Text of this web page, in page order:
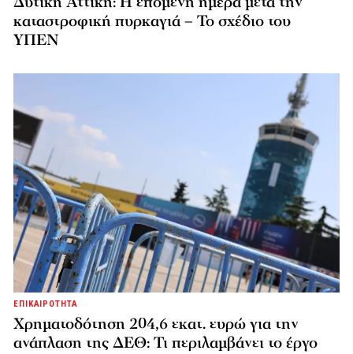
καταστροφική πυρκαγιά – Το σχέδιο του
ΥΠΕΝ
ΕΠΙΚΑΙΡΟΤΗΤΑ
Χρηματοδότηση 204,6 εκατ. ευρώ για την
ανάπλαση της ΔΕΘ: Τι περιλαμβάνει το έργο